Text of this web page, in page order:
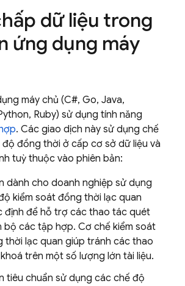
dữ liệu trong
ứng dụng máy
máy chủ (C#, Go, Java,
Ruby) sử dụng tính năng
. Các giao dịch này sử dụng chế
đồng thời ở cấp cơ sở dữ liệu và
tuỳ thuộc vào phiên bản:
dành cho doanh nghiệp sử dụng
kiểm soát đồng thời lạc quan
định để hỗ trợ các thao tác quét
bộ các tập hợp. Cơ chế kiểm soát
thời lạc quan giúp tránh các thao
trên một số lượng lớn tài liệu.
tiêu chuẩn sử dụng các chế độ